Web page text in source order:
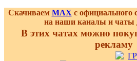
Скачиваем MAX с официального
на наши каналы и чаты
В этих чатах можно
рекламу